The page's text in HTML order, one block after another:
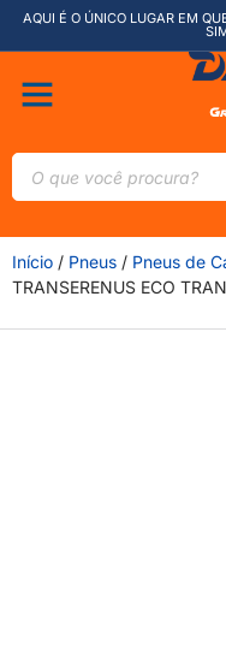
AQUI É O ÚNICO LUGAR EM
Início / Pneus / Pneus de
TRANSERENUS ECO